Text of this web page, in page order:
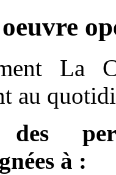
La
au
des
à :